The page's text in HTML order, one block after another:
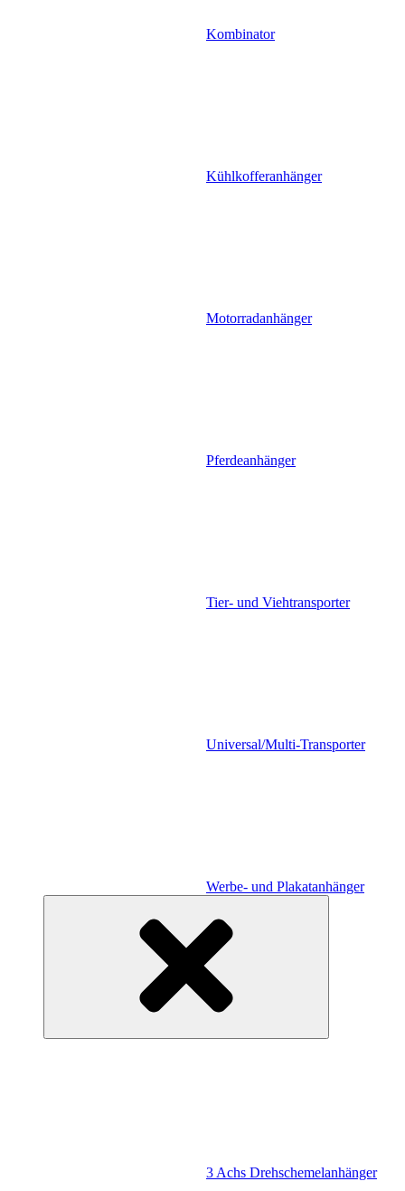
Kombinator
Kühlkofferanhänger
Motorradanhänger
Pferdeanhänger
Tier- und Viehtransporter
Universal/Multi-Transporter
Werbe- und Plakatanhänger
3 Achs Drehschemelanhänger